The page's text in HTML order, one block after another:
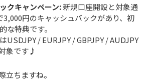
クキャンペーン:新規口座開設と対象通
3,000円のキャッシュバックがあり、初
な特典です。
USDJPY / EURJPY / GBPJPY / AUDJPY
象です♪
立ちますね。